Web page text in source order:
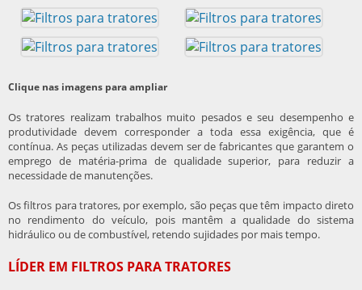
Clique nas imagens para ampliar
Os tratores realizam trabalhos muito pesados e seu desempenho e
produtividade devem corresponder a toda essa exigência, que é
contínua. As peças utilizadas devem ser de fabricantes que garantem o
emprego de matéria-prima de qualidade superior, para reduzir a
necessidade de manutenções.
Osfiltros para tratores, por exemplo, são peças que têm impacto direto
no rendimento do veículo, pois mantêm a qualidade do sistema
hidráulico ou de combustível, retendo sujidades por mais tempo.
LÍDER EM FILTROS PARA TRATORES